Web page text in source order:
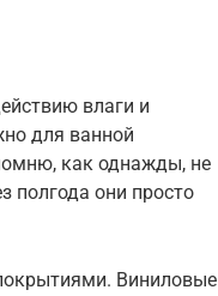
влаги и
для ванной
как однажды, не
полгода они просто
Виниловые